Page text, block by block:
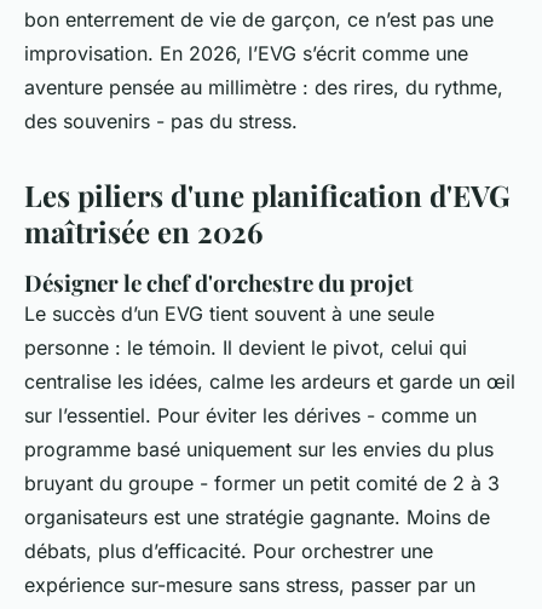
bon enterrement de vie de garçon, ce n’est pas une
improvisation. En 2026, l’EVG s’écrit comme une
aventure pensée au millimètre : des rires, du rythme,
des souvenirs - pas du stress.
Les piliers d'une planification d'EVG
maîtrisée en 2026
Désigner le chef d'orchestre du projet
Le succès d’un EVG tient souvent à une seule
personne : le témoin. Il devient le pivot, celui qui
centralise les idées, calme les ardeurs et garde un œil
sur l’essentiel. Pour éviter les dérives - comme un
programme basé uniquement sur les envies du plus
bruyant du groupe - former un petit comité de 2 à 3
organisateurs est une stratégie gagnante. Moins de
débats, plus d’efficacité. Pour orchestrer une
expérience sur-mesure sans stress, passer par un